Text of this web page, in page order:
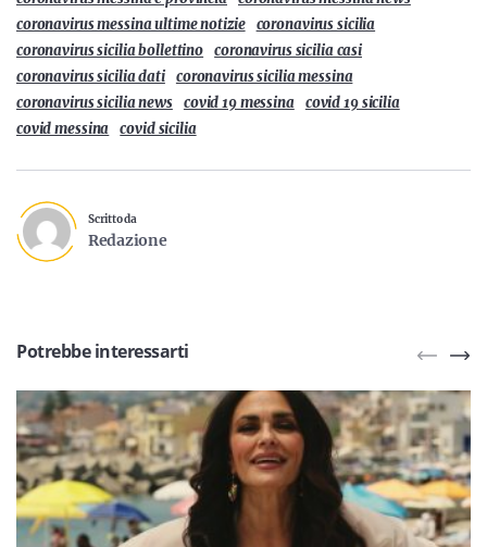
coronavirus messina ultime notizie
coronavirus sicilia
coronavirus sicilia bollettino coronavirus sicilia casi
coronavirus sicilia dati coronavirus sicilia messina
coronavirus sicilia news covid 19 messina covid 19 sicilia
covid messina
covid sicilia
Scritto da
Redazione
Potrebbe interessarti